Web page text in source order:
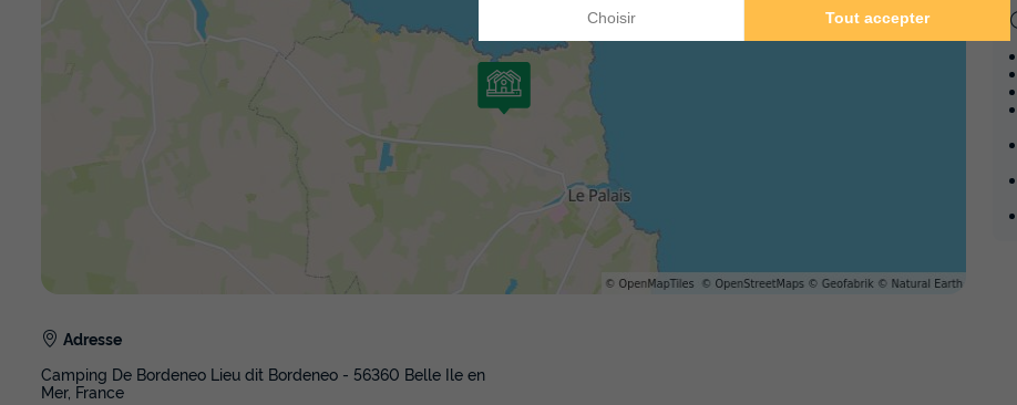
Adresse
Camping De Bordeneo Lieu dit Bordeneo - 56360 Belle Ile en
Mer, France